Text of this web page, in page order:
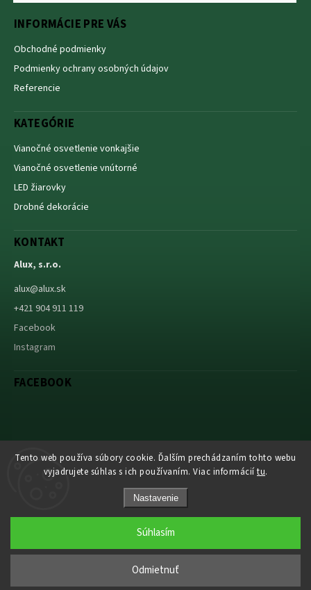
Tento web používa súbory cookie. Ďalším prechádzaním tohto webu
vyjadrujete súhlas s ich používaním. Viac informácií tu.
Nastavenie
Odmietnuť
Súhlasím
INFORMÁCIE PRE VÁS
Obchodné podmienky
Podmienky ochrany osobných údajov
Referencie
KATEGÓRIE
Vianočné osvetlenie vonkajšie
Vianočné osvetlenie vnútorné
LED žiarovky
Drobné dekorácie
KONTAKT
Alux, s.r.o.
alux@alux.sk
+421 904 911 119
Facebook
Instagram
FACEBOOK
Abuco.cz
Grafický návrh vytvořil a nakódoval